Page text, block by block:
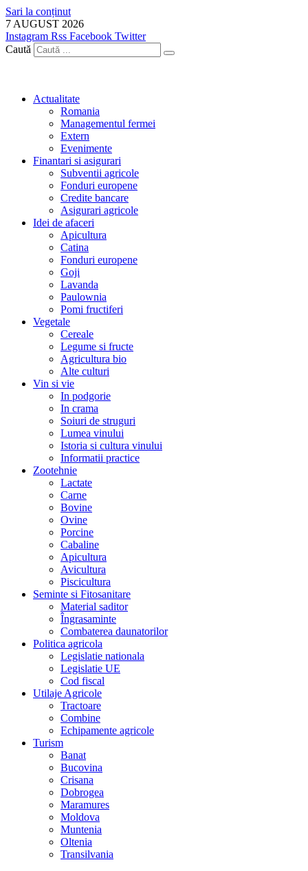
Sari la conținut
7 AUGUST 2026
Instagram Rss Facebook Twitter
Caută
Actualitate
Romania
Managementul fermei
Extern
Evenimente
Finantari si asigurari
Subventii agricole
Fonduri europene
Credite bancare
Asigurari agricole
Idei de afaceri
Apicultura
Catina
Fonduri europene
Goji
Lavanda
Paulownia
Pomi fructiferi
Vegetale
Cereale
Legume si fructe
Agricultura bio
Alte culturi
Vin si vie
In podgorie
In crama
Soiuri de struguri
Lumea vinului
Istoria si cultura vinului
Informatii practice
Zootehnie
Lactate
Carne
Bovine
Ovine
Porcine
Cabaline
Apicultura
Avicultura
Piscicultura
Seminte si Fitosanitare
Material saditor
Îngrasaminte
Combaterea daunatorilor
Politica agricola
Legislatie nationala
Legislatie UE
Cod fiscal
Utilaje Agricole
Tractoare
Combine
Echipamente agricole
Turism
Banat
Bucovina
Crisana
Dobrogea
Maramures
Moldova
Muntenia
Oltenia
Transilvania